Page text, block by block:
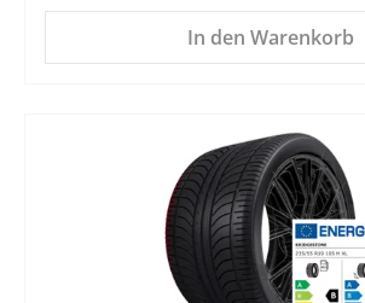
In den Warenkorb